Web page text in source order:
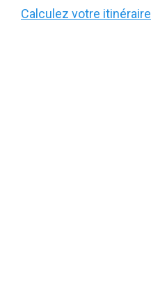
Calculez votre itinéraire